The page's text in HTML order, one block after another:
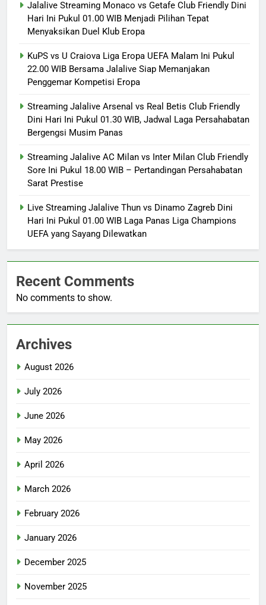
Jalalive Streaming Monaco vs Getafe Club Friendly Dini
Hari Ini Pukul 01.00 WIB Menjadi Pilihan Tepat
Menyaksikan Duel Klub Eropa
KuPS vs U Craiova Liga Eropa UEFA Malam Ini Pukul
22.00 WIB Bersama Jalalive Siap Memanjakan
Penggemar Kompetisi Eropa
Streaming Jalalive Arsenal vs Real Betis Club Friendly
Dini Hari Ini Pukul 01.30 WIB, Jadwal Laga Persahabatan
Bergengsi Musim Panas
Streaming Jalalive AC Milan vs Inter Milan Club Friendly
Sore Ini Pukul 18.00 WIB – Pertandingan Persahabatan
Sarat Prestise
Live Streaming Jalalive Thun vs Dinamo Zagreb Dini
Hari Ini Pukul 01.00 WIB Laga Panas Liga Champions
UEFA yang Sayang Dilewatkan
Recent Comments
No comments to show.
Archives
August 2026
July 2026
June 2026
May 2026
April 2026
March 2026
February 2026
January 2026
December 2025
November 2025